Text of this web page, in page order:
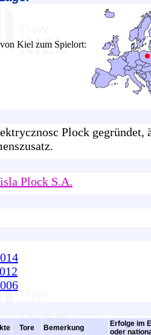
Kiel zum Spielort:
Plock gegründet,
Plock S.A.
Tore Bemerkung
Erfolge im
oder